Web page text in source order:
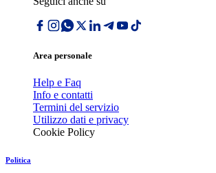
Area personale
Help e Faq
Info e contatti
Termini del servizio
Utilizzo dati e privacy
Cookie Policy
Politica